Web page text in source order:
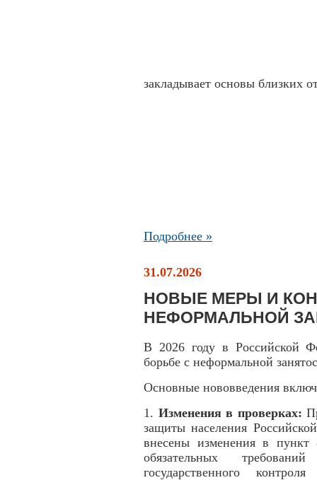
закладывает основы близких
Подробнее »
31.07.2026
НОВЫЕ МЕРЫ И
НЕФОРМАЛЬНОЙ
В 2026 году в Российской
борьбе с неформальной
Основные нововведения
1. Изменения в проверках:
защиты населения
внесены изменения в пункт
обязательных
государственного